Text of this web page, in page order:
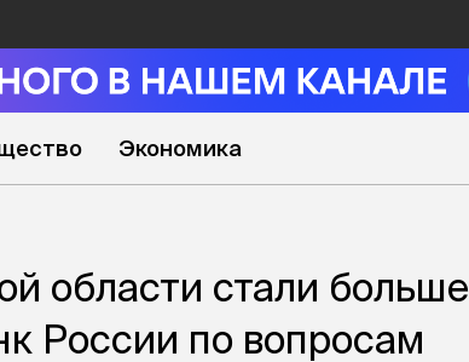
Экономика
области стали больше
России по вопросам